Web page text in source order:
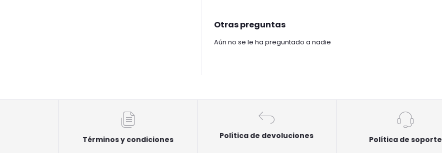
Otras preguntas
Aún no se le ha preguntado a nadie
Términos y condiciones Política de devoluciones Política de soporte